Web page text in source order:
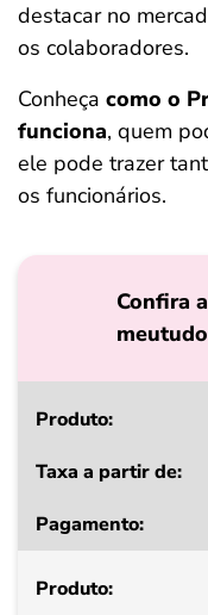
destacar no
os colaboradores.
Conheça como o
funciona, quem
ele pode trazer
os funcionários.
Confira
Produto
a
de